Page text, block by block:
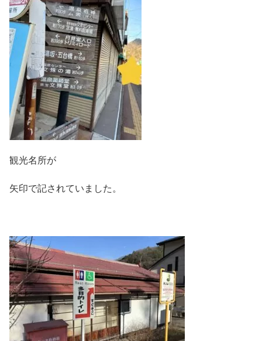
観光名所が
矢印で記されていました。